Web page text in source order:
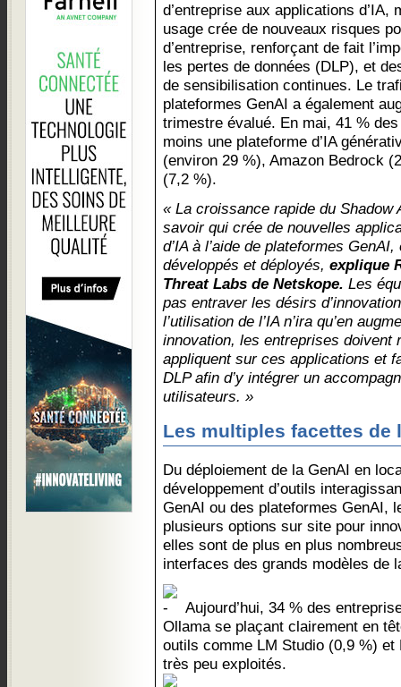
d’entreprise aux applications
usage crée de nouveaux risques
d’entreprise, renforçant de fait
les pertes de données (DLP), et
de sensibilisation continues. Le
plateformes GenAI a également
trimestre évalué. En mai, 41 %
moins une plateforme d’IA
(environ 29 %), Amazon Bedrock
(7,2 %).
« La croissance rapide du Shadow
savoir qui crée de nouvelles
d’IA à l’aide de plateformes
développés et déployés, explique
Threat Labs de Netskope. Les
pas entraver les désirs
l’utilisation de l’IA n’ira qu’en
innovation, les entreprises doivent
appliquent sur ces applications et
DLP afin d’y intégrer un
utilisateurs. »
Les multiples facettes de
Du déploiement de la GenAI en
développement d’outils
GenAI ou des plateformes GenAI,
plusieurs options sur site pour
elles sont de plus en plus
interfaces des grands modèles de
Aujourd’hui, 34 % des
Ollama se plaçant clairement en
outils comme LM Studio (0,9 %)
très peu exploités.